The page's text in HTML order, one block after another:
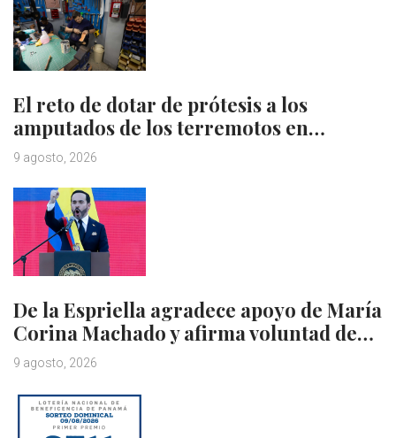
El reto de dotar de prótesis a los
amputados de los terremotos en…
9 agosto, 2026
De la Espriella agradece apoyo de María
Corina Machado y afirma voluntad de…
9 agosto, 2026